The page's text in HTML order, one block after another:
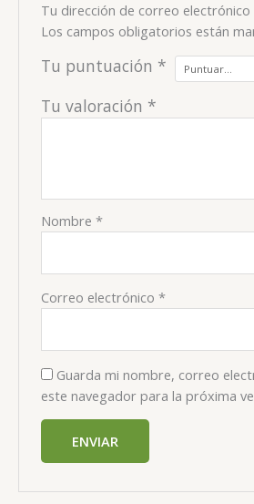
Tu dirección de correo electrónico
Los campos obligatorios están
Tu puntuación *
Tu valoración *
Nombre*
Correo electrónico*
Guarda mi nombre, correo
este navegador para la próxima